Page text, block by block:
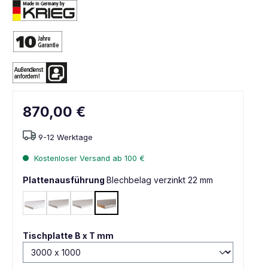
870,00 €
9-12 Werktage
Kostenloser Versand ab 100 €
Plattenausführung Blechbelag verzinkt 22 mm
PVC weißgrau 22 mm
Melamin lichtgrau 22 mm
Kunststoff lichtgrau 22 mm
Blechbelag verzinkt 22 mm
Tischplatte B x T mm